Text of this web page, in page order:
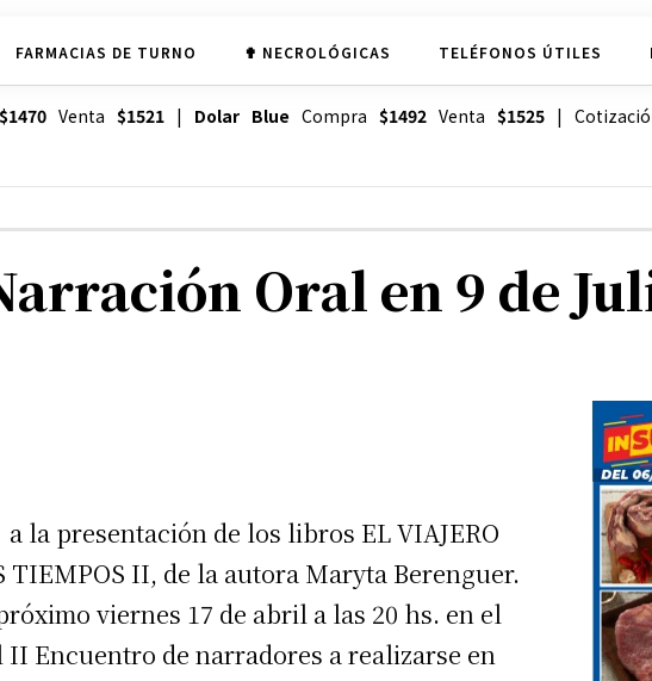
FARMACIAS DE TURNO ✟ NECROLÓGICAS TELÉFONOS ÚTILES
$1470Venta $1521| Dolar Blue Compra $1492Venta $1525|
Oral en 9 de
la presentación de los libros EL VIAJERO
TIEMPOS II, de la autora Maryta Berenguer.
viernes 17 de abril a las 20 hs. en el
Encuentro de narradores a realizarse en